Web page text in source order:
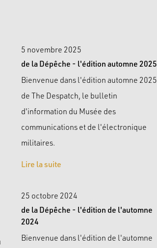
5 novembre 2025
de la Dépêche - l'édition automne 2025
Bienvenue dans l'édition automne 2025
de The Despatch, le bulletin
d'information du Musée des
communications et de l'électronique
militaires.
Lire la suite
25 octobre 2024
de la Dépêche - l'édition de l'automne
2024
Bienvenue dans l'édition de l'automne